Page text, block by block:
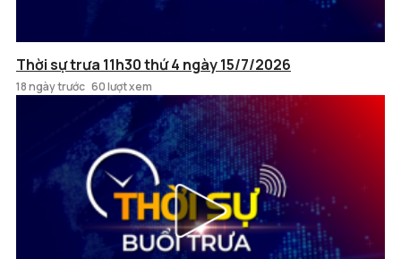
Thời sự trưa 11h30 thứ 4 ngày 15/7/2026
18 ngày trước 60 lượt xem